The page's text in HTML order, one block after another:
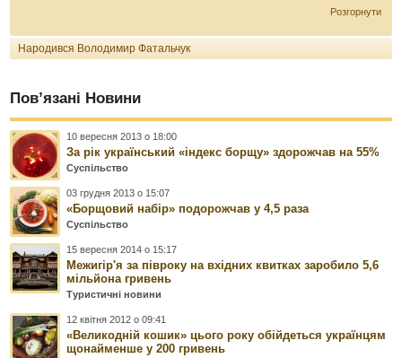
Розгорнути
Народився Володимир Фатальчук
Пов’язані Новини
10 вересня 2013 о 18:00
За рік український «індекс борщу» здорожчав на 55%
Суспільство
03 грудня 2013 о 15:07
«Борщовий набір» подорожчав у 4,5 раза
Суспільство
15 вересня 2014 о 15:17
Межигір'я за півроку на вхідних квитках заробило 5,6
мільйона гривень
Туристичні новини
12 квітня 2012 о 09:41
«Великодній кошик» цього року обійдеться українцям
щонайменше у 200 гривень